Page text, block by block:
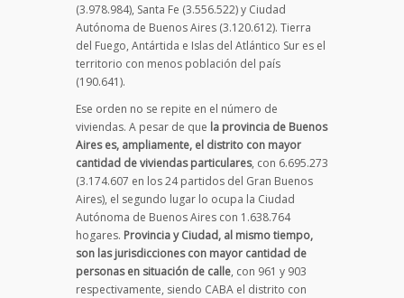
(3.978.984), Santa Fe (3.556.522) y Ciudad
Autónoma de Buenos Aires (3.120.612). Tierra
del Fuego, Antártida e Islas del Atlántico Sur es el
territorio con menos población del país
(190.641).
Ese orden no se repite en el número de
viviendas. A pesar de que la provincia de Buenos
Aires es, ampliamente, el distrito con mayor
cantidad de viviendas particulares, con 6.695.273
(3.174.607 en los 24 partidos del Gran Buenos
Aires), el segundo lugar lo ocupa la Ciudad
Autónoma de Buenos Aires con 1.638.764
hogares. Provincia y Ciudad, al mismo tiempo,
son las jurisdicciones con mayor cantidad de
personas en situación de calle, con 961 y 903
respectivamente, siendo CABA el distrito con